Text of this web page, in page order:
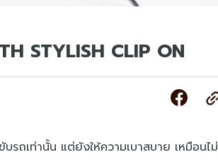
STYLISH CLIP ON
ถเท่านั้น แต่ยังให้ความเบาสบาย เหมือนไม่